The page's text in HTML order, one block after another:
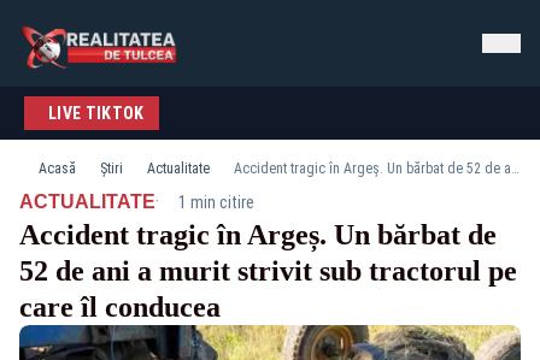
LIVE TIKTOK
Acasă Știri Actualitate Accident tragic în Argeș. Un bărbat de 52 de ani a murit strivit sub tractorul pe care îl conducea
ACTUALITATE· 1 min citire
Accident tragic în Argeș. Un bărbat de
52 de ani a murit strivit sub tractorul pe
care îl conducea